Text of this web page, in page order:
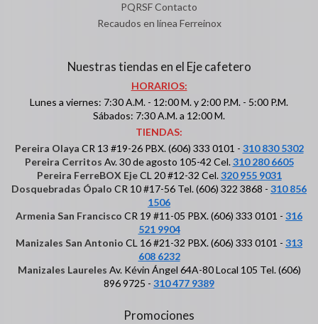
PQRSF Contacto
Recaudos en línea Ferreinox
Nuestras tiendas en el Eje cafetero
HORARIOS:
Lunes a viernes: 7:30 A.M. - 12:00 M. y 2:00 P.M. - 5:00 P.M.
Sábados: 7:30 A.M. a 12:00 M.
TIENDAS:
Pereira Olaya CR 13 #19-26 PBX. (606) 333 0101 - 310 830 5302
Pereira Cerritos Av. 30 de agosto 105-42 Cel.310 280 6605
Pereira FerreBOX EjeCL 20 #12-32 Cel.320 955 9031
Dosquebradas Ópalo CR 10 #17-56 Tel. (606) 322 3868 - 310 856
1506
Armenia San Francisco CR 19 #11-05 PBX. (606) 333 0101 - 316
521 9904
Manizales San Antonio CL 16 #21-32 PBX. (606) 333 0101 - 313
608 6232
Manizales Laureles Av. Kévin Ángel 64A-80 Local 105 Tel. (606)
896 9725 - 310 477 9389
Promociones